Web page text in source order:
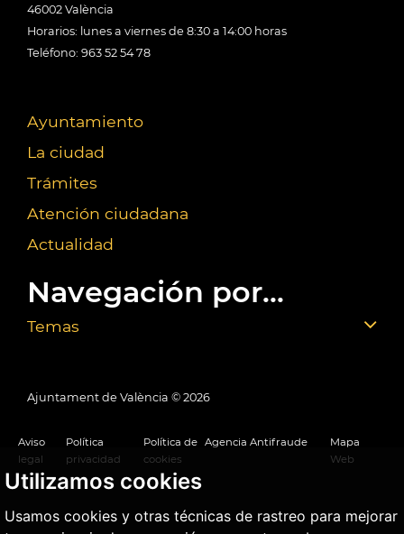
Utilizamos cookies
Usamos cookies y otras técnicas de rastreo para mejorar
46002 València
Horarios: lunes a viernes de 8:30 a 14:00 horas
Teléfono: 963 52 54 78
Ayuntamiento
La ciudad
Trámites
Atención ciudadana
Actualidad
Navegación por...
Temas
Ajuntament de València © 2026
Aviso
legal
Política
privacidad
Política de
cookies
Agencia Antifraude
Mapa
Web